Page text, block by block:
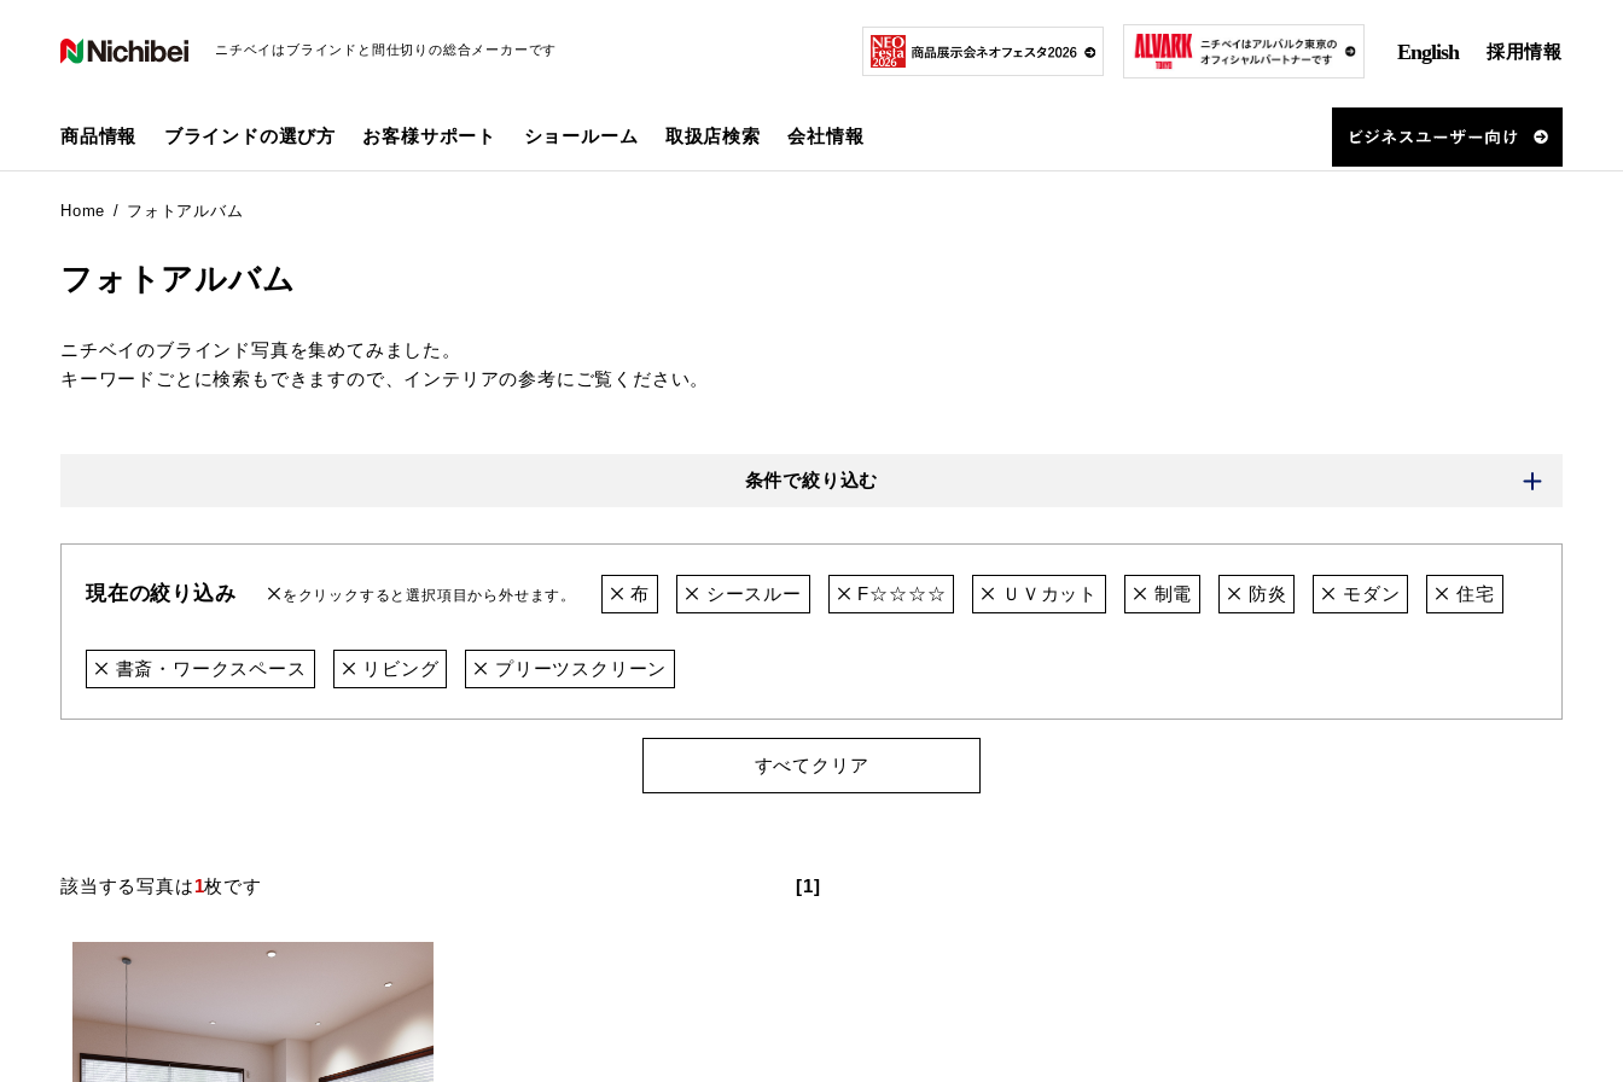
ニチベイはブラインドと間仕切りの総合メーカーです English 採用情報
商品情報 ブラインドの選び方 お客様サポート ショールーム 取扱店検索 会社情報
Home フォトアルバム
フォトアルバム
ニチベイのブラインド写真を集めてみました。
キーワードごとに検索もできますので、インテリアの参考にご覧ください。
条件で絞り込む
現在の絞り込み をクリックすると選択項目から外せます。 布 シースルー F☆☆☆☆ ＵＶカット 制電 防炎 モダン 住宅
書斎・ワークスペース リビング プリーツスクリーン
すべてクリア
該当する写真は1枚です [1]